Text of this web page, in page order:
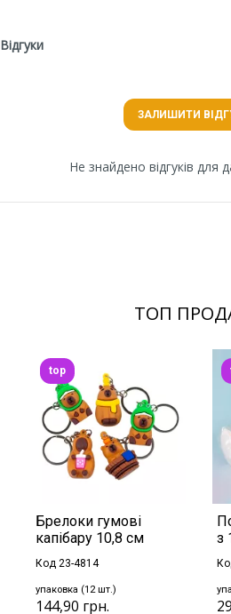
Відгуки
ЗАЛИШИТИ
Не знайдено відгуків для
ТОП
Брелоки гумові
капібару 10,8 см
Код 23-4814
упаковка (12 шт.)
144,90 грн.
top
з